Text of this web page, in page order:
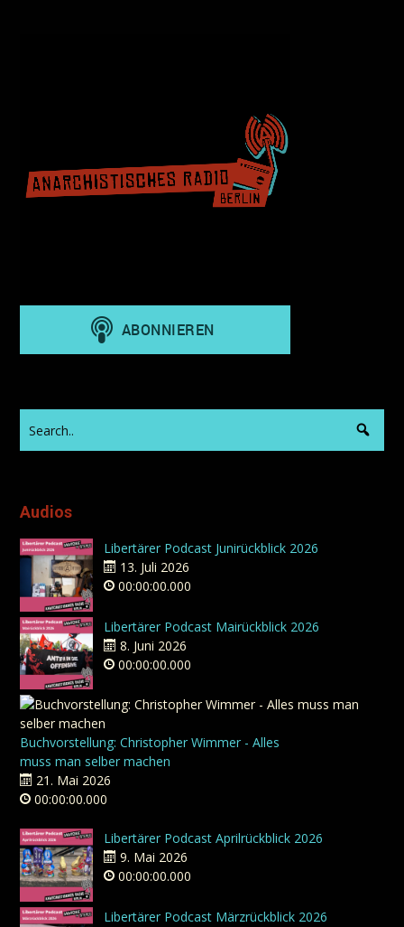
Audios
Libertärer Podcast Junirückblick 2026
13. Juli 2026
00:00:00.000
Libertärer Podcast Mairückblick 2026
8. Juni 2026
00:00:00.000
Buchvorstellung: Christopher Wimmer - Alles
muss man selber machen
21. Mai 2026
00:00:00.000
Libertärer Podcast Aprilrückblick 2026
9. Mai 2026
00:00:00.000
Libertärer Podcast Märzrückblick 2026